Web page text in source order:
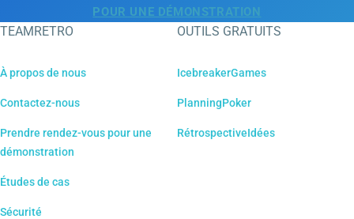
POUR UNE DÉMONSTRATION
TEAMRETRO
À propos de nous
Contactez-nous
Prendre rendez-vous pour une
démonstration
Études de cas
Sécurité
OUTILS GRATUITS
IcebreakerGames
PlanningPoker
RétrospectiveIdées